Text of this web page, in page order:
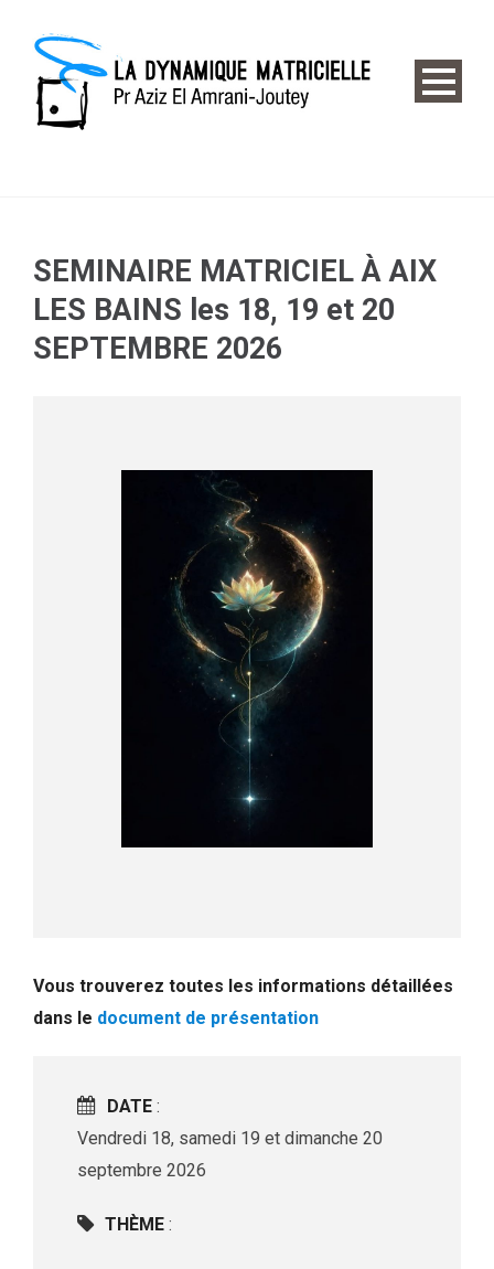
SEMINAIRE MATRICIEL À AIX
LES BAINS les 18, 19 et 20
SEPTEMBRE 2026
Vous trouverez toutes les informations détaillées
dans le document de présentation
DATE :
Vendredi 18, samedi 19 et dimanche 20
septembre 2026
THÈME :